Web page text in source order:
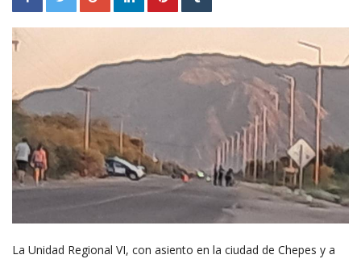
La Unidad Regional VI, con asiento en la ciudad de Chepes y a